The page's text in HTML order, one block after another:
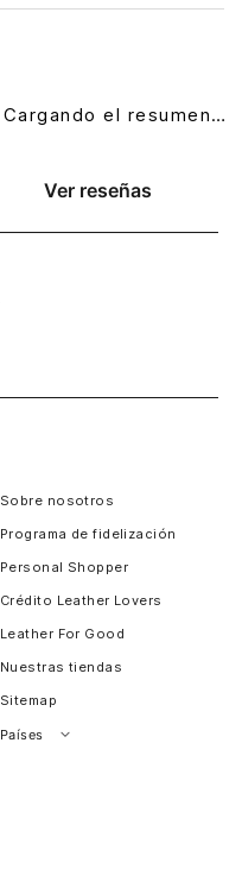
Ver reseñas
Cargando el resumen…
Sobre nosotros
Programa de fidelización
Personal Shopper
Crédito Leather Lovers
Leather For Good
Nuestras tiendas
Sitemap
Países